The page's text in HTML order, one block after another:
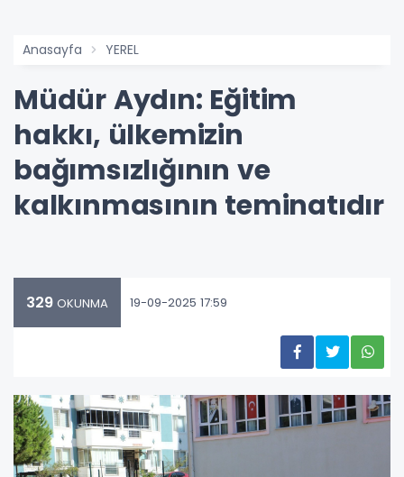
Anasayfa YEREL
Müdür Aydın: Eğitim
hakkı, ülkemizin
bağımsızlığının ve
kalkınmasının teminatıdır
329 OKUNMA 19-09-2025 17:59